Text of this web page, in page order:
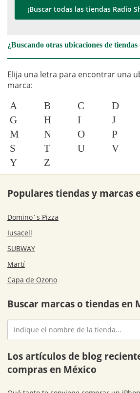
¡Buscar todas las tiendas Radio
¿Buscando otras ubicaciones de tiendas
Elija una letra para encontrar una
marca:
A B C D
G
H I J
M
N O P
S
T U V
Y
Z
Populares tiendas y marcas
Domino´s Pizza
Iusacell
SUBWAY
Martí
Capa de Ozono
Buscar marcas o tiendas en
Los artículos de blog
compras en México